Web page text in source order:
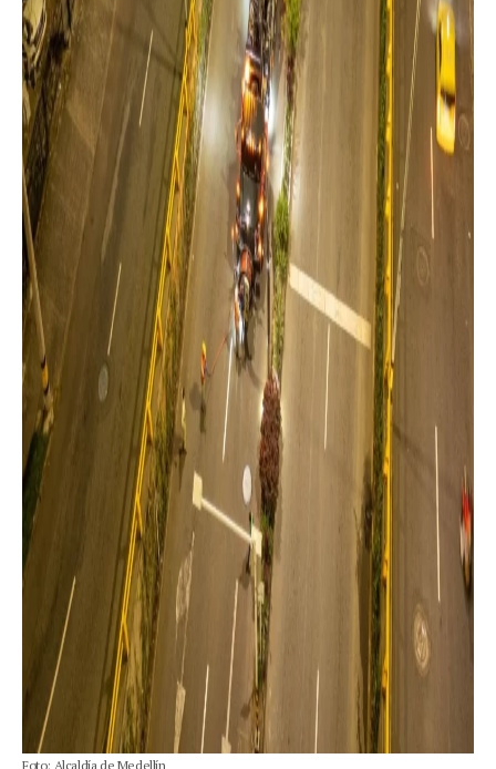
Foto: Alcaldía de Medellín